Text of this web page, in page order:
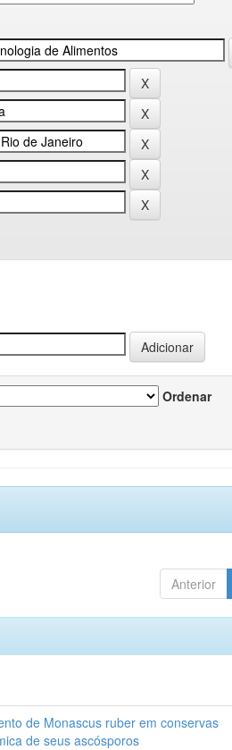
Ordenar
Anterior
de Monascus ruber em conservas
de seus ascósporos